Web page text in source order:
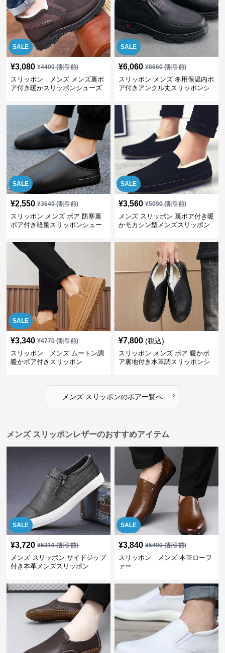
SALE
¥3,080 ¥4400(割引前)
スリッポン メンズ メンズ裏ボ
ア付き暖かスリッポンシューズ
SALE
¥6,060 ¥8660(割引前)
スリッポン メンズ 冬用保温内ボ
ア付きアンクル丈スリッポンシ
SALE
¥2,550 ¥3640(割引前)
スリッポン メンズ ボア 防寒裏
ボア付き軽量スリッポンシュー
SALE
¥3,560 ¥5090(割引前)
メンズ スリッポン 裏ボア付き暖
かモカシン型メンズスリッポン
SALE
¥3,340 ¥4770(割引前)
スリッポン メンズ ムートン調
暖かボア付きスリッポン
¥7,800 (税込)
スリッポン メンズ ボア 暖かボ
ア裏地付き本革調スリッポンシ
メンズ スリッポンのボア一覧へ ›
メンズ スリッポンレザーのおすすめアイテム
SALE
¥3,720 ¥5310(割引前)
メンズ スリッポン サイドジップ
付き本革メンズスリッポン
SALE
¥3,840 ¥5490(割引前)
スリッポン メンズ 本革ローフ
ァー